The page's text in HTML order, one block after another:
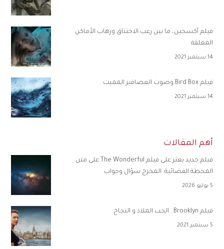
فيلم أكسجين، ما بين رعب الاختناق ورهاب الأماكن
المغلقة
14 سبتمبر 2021
فيلم Bird Box وصوت العصافير المميت
14 سبتمبر 2021
أهم المقالات
فيلم جديد يعثر على فيلم The Wonderful على متن
المحطة الفضائية: المخرج سؤال وجواب
5 يوليو 2026
فيلم Brooklyn.. الحب الملاذ و النجاح
5 سبتمبر 2021